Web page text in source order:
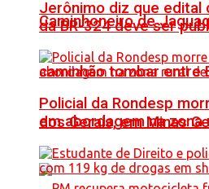
Caminhoneiro de
caminhão tombar entre
dos Gerais, em Minas
Jerônimo diz que edital
da BR-324 deve ser
Policial da Rondesp
em abordagem na zona